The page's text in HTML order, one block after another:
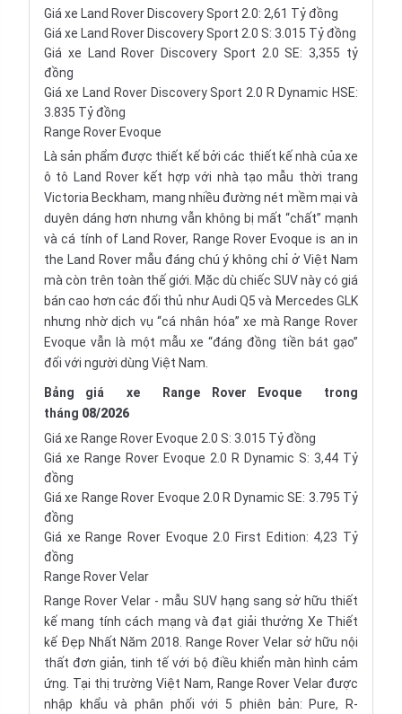
Giá xe Land Rover Discovery Sport 2.0: 2,61 Tỷ đồng
Giá xe Land Rover Discovery Sport 2.0 S: 3.015 Tỷ đồng
Giá xe Land Rover Discovery Sport 2.0 SE: 3,355 tỷ
đồng
Giá xe Land Rover Discovery Sport 2.0 R Dynamic HSE:
3.835 Tỷ đồng
Range Rover Evoque
Là sản phẩm được thiết kế bởi các thiết kế nhà của xe
ô tô Land Rover kết hợp với nhà tạo mẫu thời trang
Victoria Beckham, mang nhiều đường nét mềm mại và
duyên dáng hơn nhưng vẫn không bị mất “chất” mạnh
và cá tính of Land Rover, Range Rover Evoque is an in
the Land Rover mẫu đáng chú ý không chỉ ở Việt Nam
mà còn trên toàn thế giới. Mặc dù chiếc SUV này có giá
bán cao hơn các đối thủ nhưAudi Q5 và Mercedes GLK
nhưng nhờ dịch vụ “cá nhân hóa” xe mà Range Rover
Evoque vẫn là một mẫu xe “đáng đồng tiền bát gạo”
đối với người dùng Việt Nam.
Bảng giáxe Range Rover Evoque trong
tháng 08/2026
Giá xe Range Rover Evoque 2.0 S: 3.015 Tỷ đồng
Giá xe Range Rover Evoque 2.0 R Dynamic S: 3,44 Tỷ
đồng
Giá xe Range Rover Evoque 2.0 R Dynamic SE: 3.795 Tỷ
đồng
Giá xe Range Rover Evoque 2.0 First Edition: 4,23 Tỷ
đồng
Range Rover Velar
Range Rover Velar - mẫu SUV hạng sang sở hữu thiết
kế mang tính cách mạng và đạt giải thưởng Xe Thiết
kế Đẹp Nhất Năm 2018. Range Rover Velar sở hữu nội
thất đơn giản, tinh tế với bộ điều khiển màn hình cảm
ứng. Tại thị trường Việt Nam, Range Rover Velar được
nhập khẩu và phân phối với 5 phiên bản: Pure, R-